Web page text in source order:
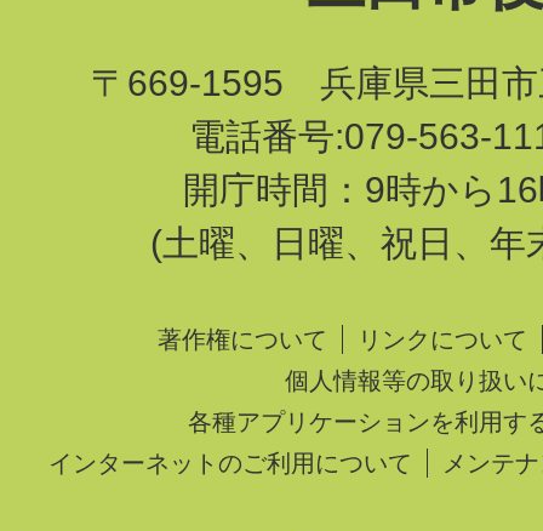
〒669-1595 兵庫県三田市
電話番号:079-563-
開庁時間：9時から
(土曜、日曜、祝日、年
著作権について
リンクについて
個人情報等の取り扱い
各種アプリケーションを利用す
インターネットのご利用について
メンテ